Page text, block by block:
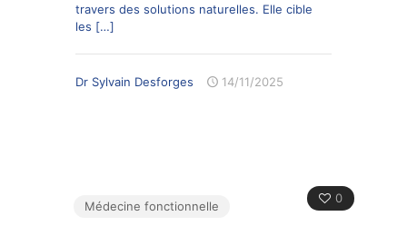
travers des solutions naturelles. Elle cible
les […]
Dr Sylvain Desforges 14/11/2025
0
Médecine fonctionnelle